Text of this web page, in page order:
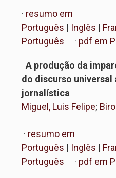
· resumo em
Português | Inglês |
Português · pdf em
A produção da
do discurso universal
jornalística
Miguel, Luis Felipe;
· resumo em
Português | Inglês |
Português · pdf em